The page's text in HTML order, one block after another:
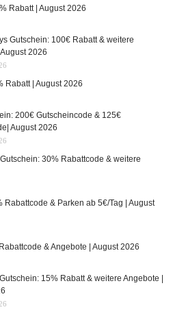
Rabatt | August 2026
Gutschein: 100€ Rabatt & weitere
2026
Rabatt | August 2026
200€ Gutscheincode & 125€
August 2026
30% Rabattcode & weitere
Rabattcode & Parken ab 5€/Tag | August
& Angebote | August 2026
15% Rabatt & weitere Angebote |